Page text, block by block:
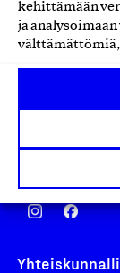
kehittämään
ja